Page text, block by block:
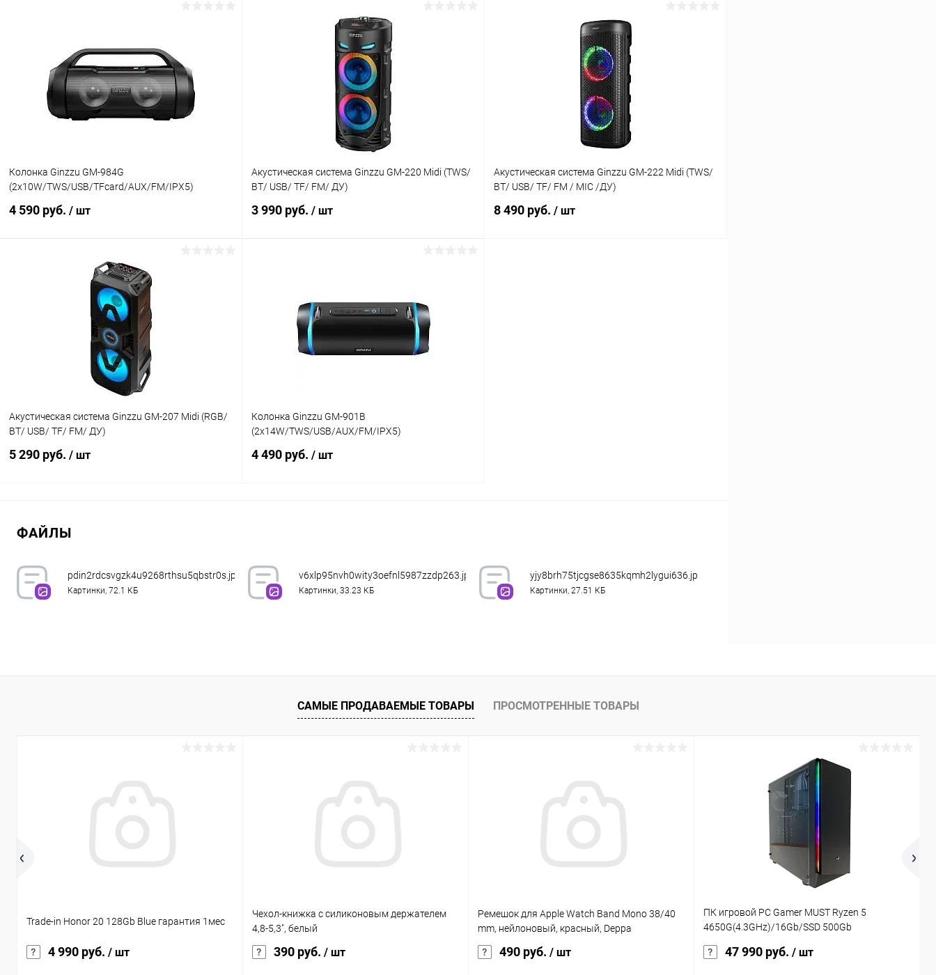
К сравнению
В избранное В наличии
В корзину
К сравнению
В наличии
В корзину
Колонка Ginzzu GM-984G
(2x10W/TWS/USB/TFcard/AUX/FM/IPX5)
4 590 руб. / шт
В корзину
К сравнению
В наличии
Акустическая система Ginzzu GM-220 Midi (TWS/
BT/ USB/ TF/ FM/ ДУ)
3 990 руб. / шт
К сравнению
В избранное В наличии
Акустическая система Ginzzu GM-222 Midi (TWS/
BT/ USB/ TF/ FM / MIC /ДУ)
8 490 руб. / шт
Акустическая система Ginzzu GM-207 Midi (RGB/
BT/ USB/ TF/ FM/ ДУ)
5 290 руб. / шт
В избранное В наличии
Колонка Ginzzu GM-901B
(2x14W/TWS/USB/AUX/FM/IPX5)
4 490 руб. / шт
В избранное В наличии
ФАЙЛЫ
pdin2rdcsvgzk4u9268rthsu5qbstr0s.jpg
Картинки, 72.1 КБ
v6xlp95nvh0wity3oefnl5987zzdp263.jpg
Картинки, 33.23 КБ
yjy8brh75tjcgse8635kqmh2lygui636.jpg
Картинки, 27.51 КБ
САМЫЕ ПРОДАВАЕМЫЕ ТОВАРЫ ПРОСМОТРЕННЫЕ ТОВАРЫ
Trade-in Honor 20 128Gb Blue гарантия 1мес
4 990 руб. / шт
Чехол-книжка с силиконовым держателем
4,8-5,3", белый
390 руб. / шт
Ремешок для Apple Watch Band Mono 38/40
mm, нейлоновый, красный, Deppa
490 руб. / шт
ПК игровой PC Gamer MUST Ryzen 5
4650G(4.3GHz)/16Gb/SSD 500Gb
47 990 руб. / шт